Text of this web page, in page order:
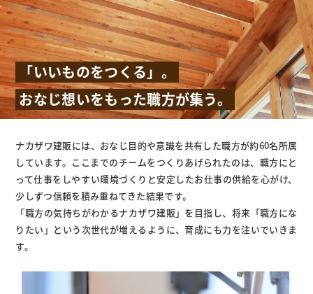
「いいものをつくる」。
おなじ想いをもった職方が集う。
ナカザワ建販には、おなじ目的や意識を共有した職方が約60名所属
しています。ここまでのチームをつくりあげられたのは、職方にと
って仕事をしやすい環境づくりと安定したお仕事の供給を心がけ、
少しずつ信頼を積み重ねてきた結果です。
「職方の気持ちがわかるナカザワ建販」を目指し、将来「職方にな
りたい」という次世代が増えるように、育成にも力を注いでいきま
す。